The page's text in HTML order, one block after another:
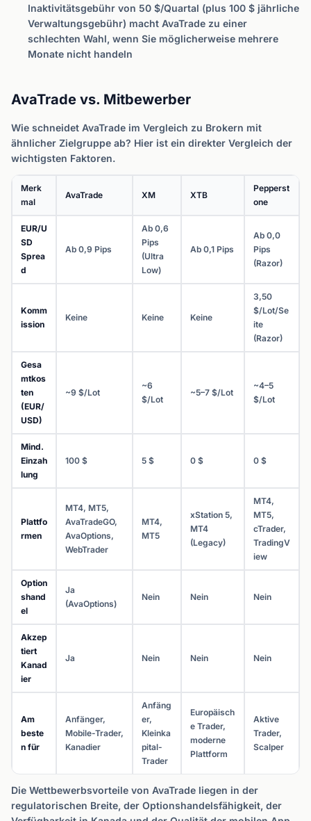
Inaktivitätsgebühr von 50 $/Quartal (plus 100 $ jährliche
Verwaltungsgebühr) macht AvaTrade zu einer
schlechten Wahl, wenn Sie möglicherweise mehrere
Monate nicht handeln
AvaTrade vs. Mitbewerber
Wie schneidet AvaTrade im Vergleich zu Brokern mit
ähnlicher Zielgruppe ab? Hier ist ein direkter Vergleich der
wichtigsten Faktoren.
Merk
mal
AvaTrade XM XTB
Pepperst
one
EUR/U
SD
Sprea
d
Ab 0,9 Pips
Ab 0,6
Pips
(Ultra
Low)
Ab 0,1 Pips
Ab 0,0
Pips
(Razor)
Komm
ission
Keine Keine Keine
3,50
$/Lot/Se
ite
(Razor)
Gesa
mtkos
ten
(EUR/
USD)
~9 $/Lot
~6
$/Lot
~5–7 $/Lot
~4–5
$/Lot
Mind.
Einzah
lung
100 $ 5 $ 0 $ 0 $
Plattfo
rmen
MT4, MT5,
AvaTradeGO,
AvaOptions,
WebTrader
MT4,
MT5
xStation 5,
MT4
(Legacy)
MT4,
MT5,
cTrader,
TradingV
iew
Option
shand
el
Ja
(AvaOptions)
Nein Nein Nein
Akzep
tiert
Kanad
ier
Ja Nein Nein Nein
Am
beste
n für
Anfänger,
Mobile-Trader,
Kanadier
Anfäng
er,
Kleinka
pital-
Trader
Europäisch
e Trader,
moderne
Plattform
Aktive
Trader,
Scalper
Die Wettbewerbsvorteile von AvaTrade liegen in der
regulatorischen Breite, der Optionshandelsfähigkeit, der